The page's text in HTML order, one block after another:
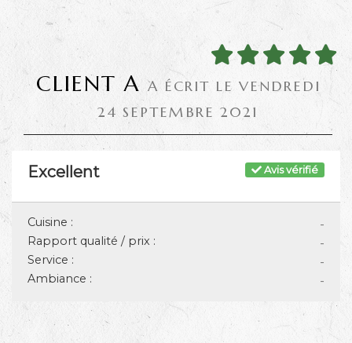
CLIENT A A ÉCRIT LE VENDREDI
24 SEPTEMBRE 2021
Avis vérifié
Excellent
-
Cuisine :
-
Rapport qualité / prix :
-
Service :
-
Ambiance :